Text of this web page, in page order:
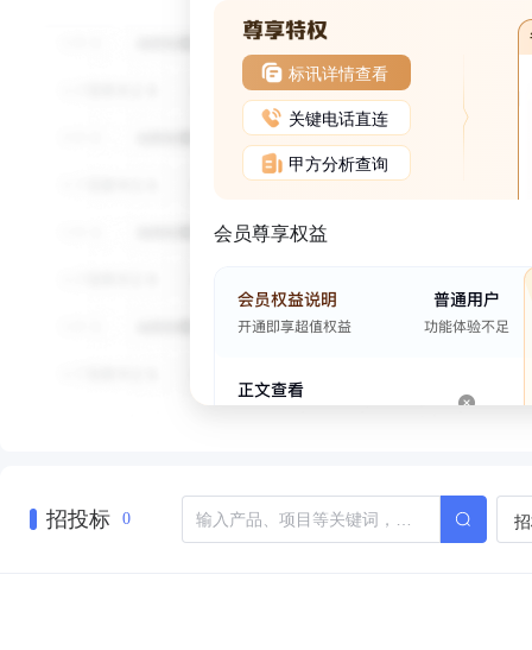
标讯详情查看
关键电话直连
甲方分析查询
会员尊享权益
招投标 0